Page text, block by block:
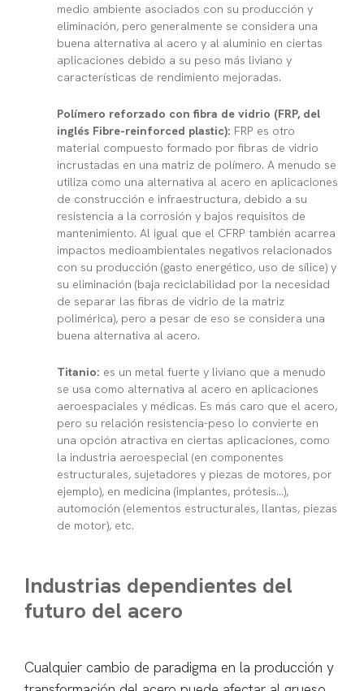
medio ambiente asociados con su producción y
eliminación, pero generalmente se considera una
buena alternativa al acero y al aluminio en ciertas
aplicaciones debido a su peso más liviano y
características de rendimiento mejoradas.
Polímero reforzado con fibra de vidrio (FRP, del
inglés Fibre-reinforced plastic): FRP es otro
material compuesto formado por fibras de vidrio
incrustadas en una matriz de polímero. A menudo se
utiliza como una alternativa al acero en aplicaciones
de construcción e infraestructura, debido a su
resistencia a la corrosión y bajos requisitos de
mantenimiento. Al igual que el CFRP también acarrea
impactos medioambientales negativos relacionados
con su producción (gasto energético, uso de sílice) y
su eliminación (baja reciclabilidad por la necesidad
de separar las fibras de vidrio de la matriz
polimérica), pero a pesar de eso se considera una
buena alternativa al acero.
Titanio: es un metal fuerte y liviano que a menudo
se usa como alternativa al acero en aplicaciones
aeroespaciales y médicas. Es más caro que el acero,
pero su relación resistencia-peso lo convierte en
una opción atractiva en ciertas aplicaciones, como
la industria aeroespecial (en componentes
estructurales, sujetadores y piezas de motores, por
ejemplo), en medicina (implantes, prótesis…),
automoción (elementos estructurales, llantas, piezas
de motor), etc.
Industrias dependientes del
futuro del acero
Cualquier cambio de paradigma en la producción y